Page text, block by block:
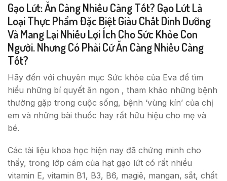
Gạo Lứt: Ăn Càng Nhiều Càng Tốt? Gạo Lứt Là
Loại Thực Phẩm Đặc Biệt Giàu Chất Dinh Dưỡng
Và Mang Lại Nhiều Lợi Ích Cho Sức Khỏe Con
Người. Nhưng Có Phải Cứ Ăn Càng Nhiều Càng
Tốt?
Hãy đến với chuyên mục Sức khỏe của Eva để tìm
hiểu những bí quyết ăn ngon , tham khảo những bệnh
thường gặp trong cuộc sống, bệnh ‘vùng kín’ của chị
em và những bài thuốc hay rất hữu hiệu cho mẹ và
bé.
Các tài liệu khoa học hiện nay đã chứng minh cho
thấy, trong lớp cám của hạt gạo lứt có rất nhiều
vitamin E, vitamin B1, B3, B6, magiê, mangan, sắt, chất